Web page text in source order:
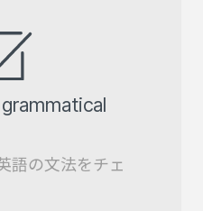
語の文法をチェ